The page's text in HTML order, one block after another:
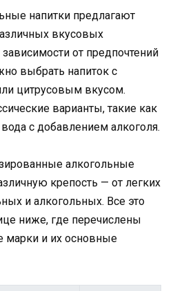
напитки предлагают
вкусовых
от предпочтений
выбрать напиток с
цитрусовым вкусом.
варианты, такие как
с добавлением алкоголя.
алкогольные
крепость — от легких
и алкогольных. Все это
ниже, где перечислены
марки и их основные